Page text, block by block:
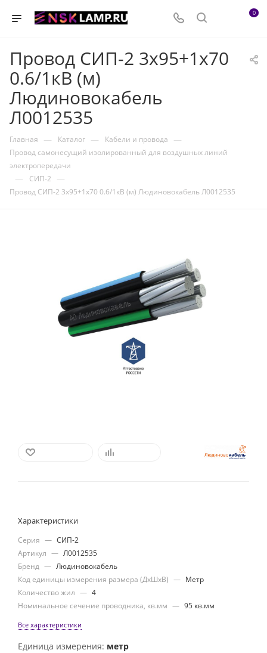
0
Провод СИП-2 3х95+1х70
0.6/1кВ (м)
Людиновокабель
Л0012535
Главная — Каталог — Кабели и провода —
Провод самонесущий изолированный для воздушных линий
электропередачи
— СИП-2 —
Провод СИП-2 3х95+1х70 0.6/1кВ (м) Людиновокабель Л0012535
Характеристики
Серия — СИП-2
Артикул — Л0012535
Бренд — Людиновокабель
Код единицы измерения размера (ДхШхВ) — Метр
Количество жил — 4
Номинальное сечение проводника, кв.мм — 95 кв.мм
Все характеристики
Единица измерения: метр